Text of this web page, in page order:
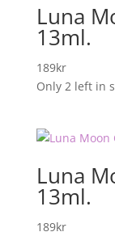
Luna
13ml.
189kr
Only 2 left in
Luna
13ml.
189kr